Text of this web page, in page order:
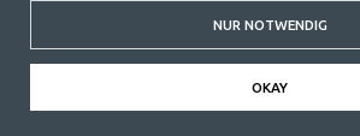
anzubieten. Kontaktieren Sie uns gerne, wenn
Sie mehr erfahren möchten.
© 2020 GetCamping. Alle Rechte
NUR NOTWENDIG
OKAY